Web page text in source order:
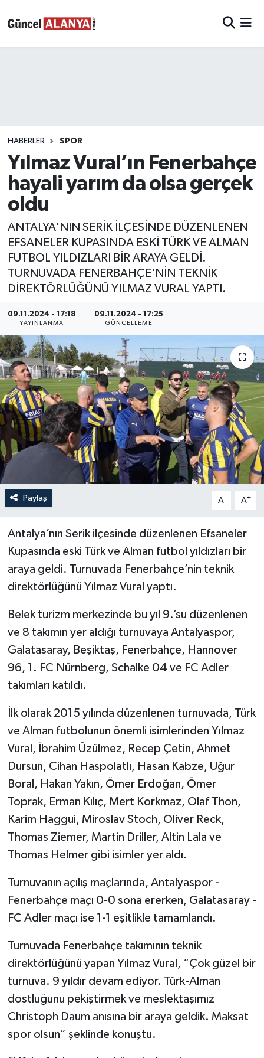
HABERLER SPOR
Yılmaz Vural’ın Fenerbahçe
hayali yarım da olsa gerçek
oldu
ANTALYA'NIN SERİK İLÇESİNDE DÜZENLENEN
EFSANELER KUPASINDA ESKİ TÜRK VE ALMAN
FUTBOL YILDIZLARI BİR ARAYA GELDİ.
TURNUVADA FENERBAHÇE'NİN TEKNİK
DİREKTÖRLÜĞÜNÜ YILMAZ VURAL YAPTI.
09.11.2024 - 17:18
YAYINLANMA
09.11.2024 - 17:25
GÜNCELLEME
Paylaş A- A+
Antalya’nın Serik ilçesinde düzenlenen Efsaneler
Kupasında eski Türk ve Alman futbol yıldızları bir
araya geldi. Turnuvada Fenerbahçe’nin teknik
direktörlüğünü Yılmaz Vural yaptı.
Belek turizm merkezinde bu yıl 9.’su düzenlenen
ve 8 takımın yer aldığı turnuvaya Antalyaspor,
Galatasaray, Beşiktaş, Fenerbahçe, Hannover
96, 1. FC Nürnberg, Schalke 04 ve FC Adler
takımları katıldı.
İlk olarak 2015 yılında düzenlenen turnuvada, Türk
ve Alman futbolunun önemli isimlerinden Yılmaz
Vural, İbrahim Üzülmez, Recep Çetin, Ahmet
Dursun, Cihan Haspolatlı, Hasan Kabze, Uğur
Boral, Hakan Yakın, Ömer Erdoğan, Ömer
Toprak, Erman Kılıç, Mert Korkmaz, Olaf Thon,
Karim Haggui, Miroslav Stoch, Oliver Reck,
Thomas Ziemer, Martin Driller, Altin Lala ve
Thomas Helmer gibi isimler yer aldı.
Turnuvanın açılış maçlarında, Antalyaspor -
Fenerbahçe maçı 0-0 sona ererken, Galatasaray -
FC Adler maçı ise 1-1 eşitlikle tamamlandı.
Turnuvada Fenerbahçe takımının teknik
direktörlüğünü yapan Yılmaz Vural, “Çok güzel bir
turnuva. 9 yıldır devam ediyor. Türk-Alman
dostluğunu pekiştirmek ve meslektaşımız
Christoph Daum anısına bir araya geldik. Maksat
spor olsun” şeklinde konuştu.